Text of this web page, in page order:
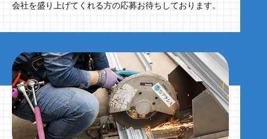
会社を盛り上げてくれる方の応募お待ちしております。